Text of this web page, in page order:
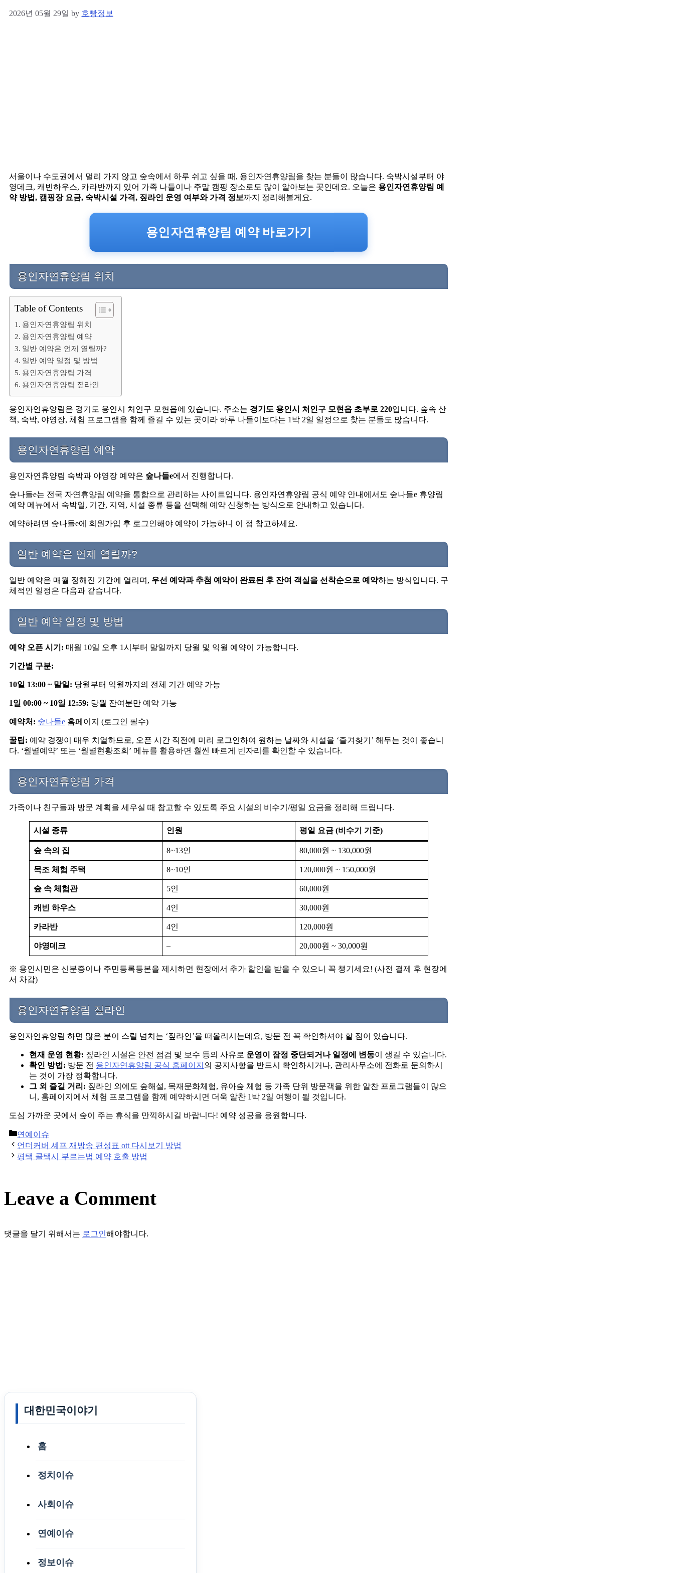
2026년 05월 29일 by 호빵정보
서울이나 수도권에서 멀리 가지 않고 숲속에서 하루 쉬고 싶을 때, 용인자연휴양림을 찾는 분들이 많습니다. 숙박시설부터 야
영데크, 캐빈하우스, 카라반까지 있어 가족 나들이나 주말 캠핑 장소로도 많이 알아보는 곳인데요. 오늘은 용인자연휴양림 예
약 방법, 캠핑장 요금, 숙박시설 가격, 짚라인 운영 여부와 가격 정보까지 정리해볼게요.
용인자연휴양림 예약 바로가기
용인자연휴양림 위치
Table of Contents
용인자연휴양림 위치
용인자연휴양림 예약
일반 예약은 언제 열릴까?
일반 예약 일정 및 방법
용인자연휴양림 가격
용인자연휴양림 짚라인
용인자연휴양림은 경기도 용인시 처인구 모현읍에 있습니다. 주소는 경기도 용인시 처인구 모현읍 초부로 220입니다. 숲속 산
책, 숙박, 야영장, 체험 프로그램을 함께 즐길 수 있는 곳이라 하루 나들이보다는 1박 2일 일정으로 찾는 분들도 많습니다.
용인자연휴양림 예약
용인자연휴양림 숙박과 야영장 예약은 숲나들e에서 진행합니다.
숲나들e는 전국 자연휴양림 예약을 통합으로 관리하는 사이트입니다. 용인자연휴양림 공식 예약 안내에서도 숲나들e 휴양림
예약 메뉴에서 숙박일, 기간, 지역, 시설 종류 등을 선택해 예약 신청하는 방식으로 안내하고 있습니다.
예약하려면 숲나들e에 회원가입 후 로그인해야 예약이 가능하니 이 점 참고하세요.
일반 예약은 언제 열릴까?
일반 예약은 매월 정해진 기간에 열리며, 우선 예약과 추첨 예약이 완료된 후 잔여 객실을 선착순으로 예약하는 방식입니다. 구
체적인 일정은 다음과 같습니다.
일반 예약 일정 및 방법
예약 오픈 시기: 매월 10일 오후 1시부터 말일까지 당월 및 익월 예약이 가능합니다.
기간별 구분:
10일 13:00 ~ 말일: 당월부터 익월까지의 전체 기간 예약 가능
1일 00:00 ~ 10일 12:59: 당월 잔여분만 예약 가능
예약처: 숲나들e 홈페이지 (로그인 필수)
꿀팁: 예약 경쟁이 매우 치열하므로, 오픈 시간 직전에 미리 로그인하여 원하는 날짜와 시설을 ‘즐겨찾기’ 해두는 것이 좋습니
다. ‘월별예약’ 또는 ‘월별현황조회’ 메뉴를 활용하면 훨씬 빠르게 빈자리를 확인할 수 있습니다.
용인자연휴양림 가격
가족이나 친구들과 방문 계획을 세우실 때 참고할 수 있도록 주요 시설의 비수기/평일 요금을 정리해 드립니다.
시설 종류 인원 평일 요금 (비수기 기준)
숲 속의 집 8~13인 80,000원 ~ 130,000원
목조 체험 주택 8~10인 120,000원 ~ 150,000원
숲 속 체험관 5인 60,000원
캐빈 하우스 4인 30,000원
카라반 4인 120,000원
야영데크 – 20,000원 ~ 30,000원
※ 용인시민은 신분증이나 주민등록등본을 제시하면 현장에서 추가 할인을 받을 수 있으니 꼭 챙기세요! (사전 결제 후 현장에
서 차감)
용인자연휴양림 짚라인
용인자연휴양림 하면 많은 분이 스릴 넘치는 ‘짚라인’을 떠올리시는데요, 방문 전 꼭 확인하셔야 할 점이 있습니다.
현재 운영 현황: 짚라인 시설은 안전 점검 및 보수 등의 사유로 운영이 잠정 중단되거나 일정에 변동이 생길 수 있습니다.
확인 방법: 방문 전 용인자연휴양림 공식 홈페이지 의 공지사항을 반드시 확인하시거나, 관리사무소에 전화로 문의하시
는 것이 가장 정확합니다.
그 외 즐길 거리: 짚라인 외에도 숲해설, 목재문화체험, 유아숲 체험 등 가족 단위 방문객을 위한 알찬 프로그램들이 많으
니, 홈페이지에서 체험 프로그램을 함께 예약하시면 더욱 알찬 1박 2일 여행이 될 것입니다.
도심 가까운 곳에서 숲이 주는 휴식을 만끽하시길 바랍니다! 예약 성공을 응원합니다.
Categories
연예이슈
Post
navigation
언더커버 셰프 재방송 편성표 ott 다시보기 방법
평택 콜택시 부르는법 예약 호출 방법
Leave a Comment
댓글을 달기 위해서는 로그인해야합니다.
대한민국이야기
홈
정치이슈
사회이슈
연예이슈
정보이슈